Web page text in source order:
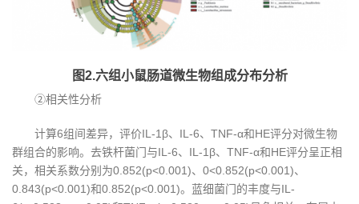
图2.六组小鼠肠道微生物组成分布分析
②相关性分析
计算6组间差异，评价IL-1β、IL-6、TNF-α和HE评分对微生物
群组合的影响。去铁杆菌门与IL-6、IL-1β、TNF-α和HE评分呈正相
关，相关系数分别为0.852(p<0.001)、0<0.852(p<0.001)、
0.843(p<0.001)和0.852(p<0.001)。蓝细菌门的丰度与IL-